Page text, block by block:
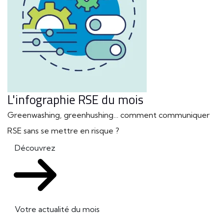
L'infographie RSE du mois
Greenwashing, greenhushing… comment communiquer
RSE sans se mettre en risque ?
Découvrez
Votre actualité du mois